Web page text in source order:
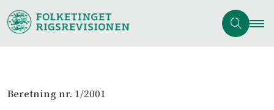
Beretning nr. 1/2001